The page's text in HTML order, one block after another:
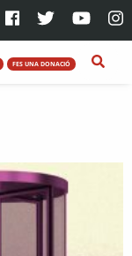
FES UNA DONACIÓ